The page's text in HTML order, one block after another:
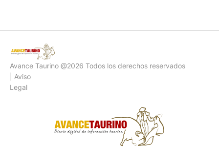
Avance Taurino @2026 Todos los derechos reservados
| Aviso
Legal